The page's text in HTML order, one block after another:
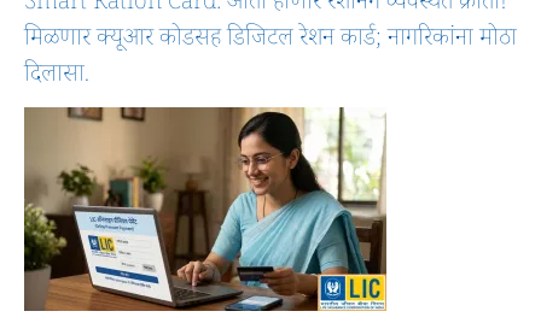
मिळणार क्यूआर कोडसह डिजिटल रेशन कार्ड; नागरिकांना मोठा
दिलासा.